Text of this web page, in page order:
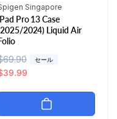
:
Singapore
Pro 13 Case
2024) Liquid Air
セール